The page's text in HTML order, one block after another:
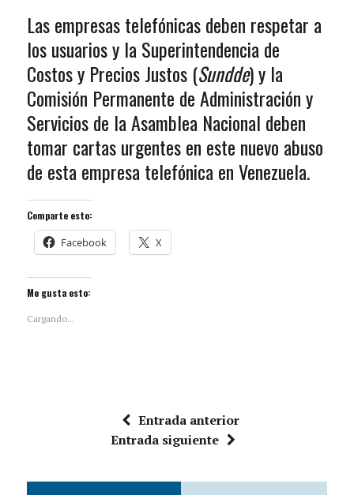
Las empresas telefónicas deben respetar a
los usuarios y la Superintendencia de
Costos y Precios Justos (Sundde) y la
Comisión Permanente de Administración y
Servicios de la Asamblea Nacional deben
tomar cartas urgentes en este nuevo abuso
de esta empresa telefónica en Venezuela.
Comparte esto:
Facebook X
Me gusta esto:
Cargando...
Entrada anterior
Entrada siguiente